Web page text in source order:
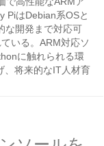
PiはDebian系OSと
な開発まで対応可
いる。ARM対応ソ
に触れられる環
、将来的なIT人材育